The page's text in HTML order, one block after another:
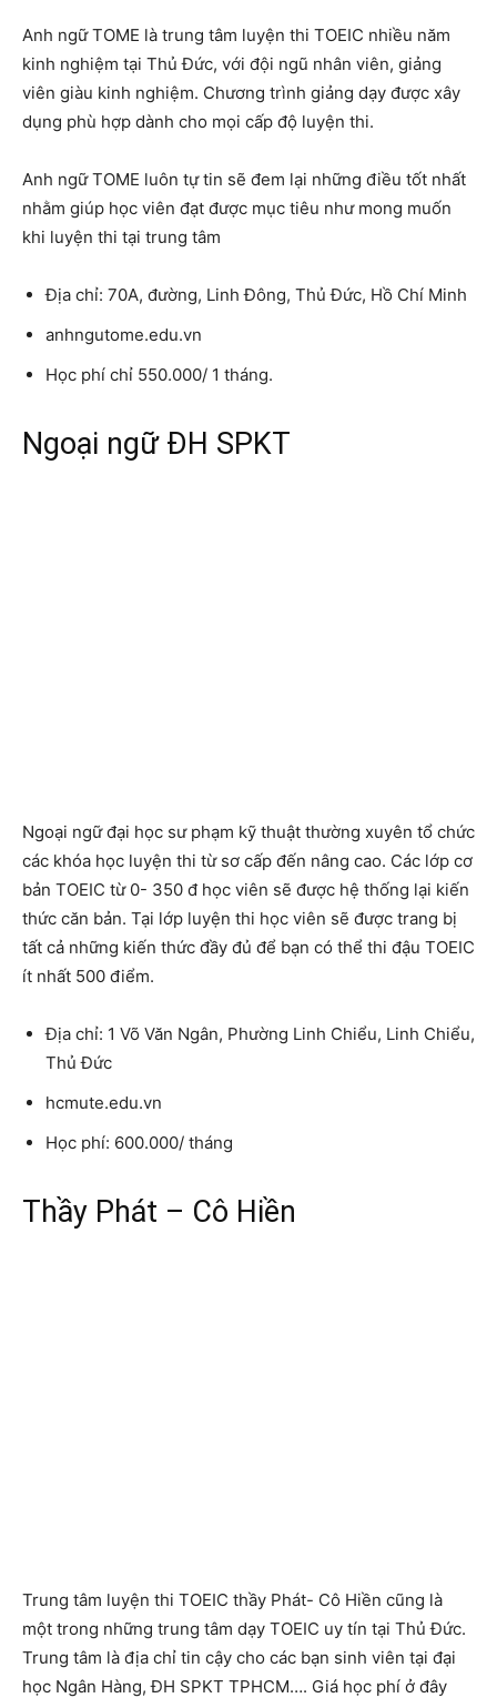
Anh ngữ TOME là trung tâm luyện thi TOEIC nhiều năm
kinh nghiệm tại Thủ Đức, với đội ngũ nhân viên, giảng
viên giàu kinh nghiệm. Chương trình giảng dạy được xây
dụng phù hợp dành cho mọi cấp độ luyện thi.
Anh ngữ TOME luôn tự tin sẽ đem lại những điều tốt nhất
nhằm giúp học viên đạt được mục tiêu như mong muốn
khi luyện thi tại trung tâm
Địa chỉ: 70A, đường, Linh Đông, Thủ Đức, Hồ Chí Minh
anhngutome.edu.vn
Học phí chỉ 550.000/ 1 tháng.
Ngoại ngữ ĐH SPKT
Ngoại ngữ đại học sư phạm kỹ thuật thường xuyên tổ chức
các khóa học luyện thi từ sơ cấp đến nâng cao. Các lớp cơ
bản TOEIC từ 0- 350 đ học viên sẽ được hệ thống lại kiến
thức căn bản. Tại lớp luyện thi học viên sẽ được trang bị
tất cả những kiến thức đầy đủ để bạn có thể thi đậu TOEIC
ít nhất 500 điểm.
Địa chỉ: 1 Võ Văn Ngân, Phường Linh Chiểu, Linh Chiểu,
Thủ Đức
hcmute.edu.vn
Học phí: 600.000/ tháng
Thầy Phát – Cô Hiền
Trung tâm luyện thi TOEIC thầy Phát- Cô Hiền cũng là
một trong những trung tâm dạy TOEIC uy tín tại Thủ Đức.
Trung tâm là địa chỉ tin cậy cho các bạn sinh viên tại đại
học Ngân Hàng, ĐH SPKT TPHCM…. Giá học phí ở đây